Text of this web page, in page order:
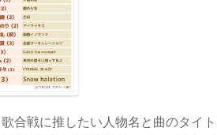
合戦に推したい人物名と曲のタイ